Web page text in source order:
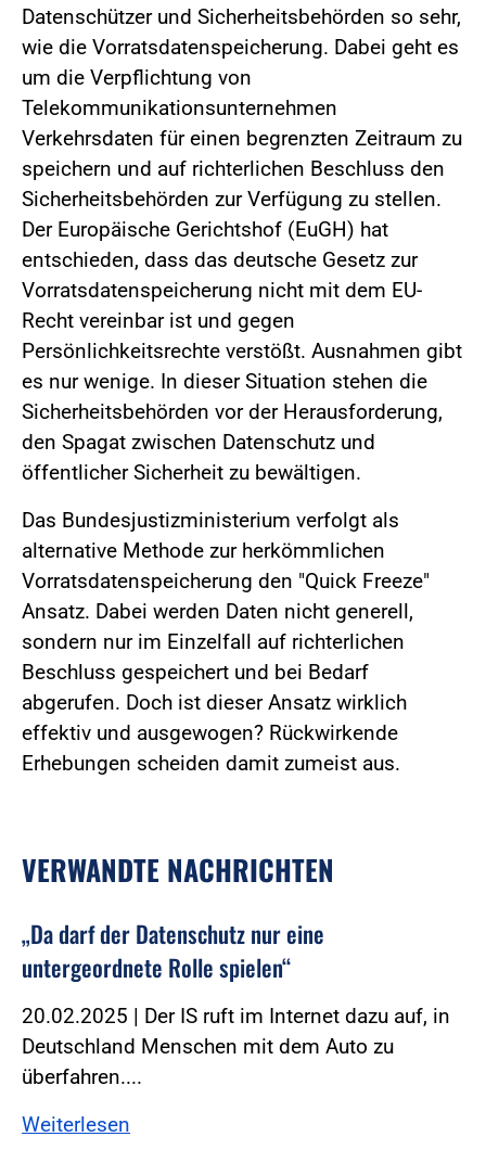
Datenschützer und Sicherheitsbehörden so sehr,
wie die Vorratsdatenspeicherung. Dabei geht es
um die Verpflichtung von
Telekommunikationsunternehmen
Verkehrsdaten für einen begrenzten Zeitraum zu
speichern und auf richterlichen Beschluss den
Sicherheitsbehörden zur Verfügung zu stellen.
Der Europäische Gerichtshof (EuGH) hat
entschieden, dass das deutsche Gesetz zur
Vorratsdatenspeicherung nicht mit dem EU-
Recht vereinbar ist und gegen
Persönlichkeitsrechte verstößt. Ausnahmen gibt
es nur wenige. In dieser Situation stehen die
Sicherheitsbehörden vor der Herausforderung,
den Spagat zwischen Datenschutz und
öffentlicher Sicherheit zu bewältigen.
Das Bundesjustizministerium verfolgt als
alternative Methode zur herkömmlichen
Vorratsdatenspeicherung den "Quick Freeze"
Ansatz. Dabei werden Daten nicht generell,
sondern nur im Einzelfall auf richterlichen
Beschluss gespeichert und bei Bedarf
abgerufen. Doch ist dieser Ansatz wirklich
effektiv und ausgewogen? Rückwirkende
Erhebungen scheiden damit zumeist aus.
VERWANDTE NACHRICHTEN
„Da darf der Datenschutz nur eine
untergeordnete Rolle spielen“
20.02.2025 | Der IS ruft im Internet dazu auf, in
Deutschland Menschen mit dem Auto zu
überfahren....
Weiterlesen